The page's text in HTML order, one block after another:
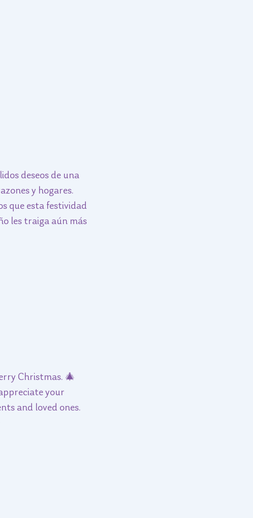
deseos de una
y hogares.
que esta festividad
les traiga aún más
Christmas. 🎄
your
and loved ones.